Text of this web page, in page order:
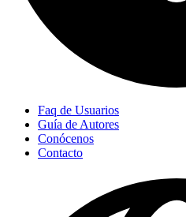
Faq de Usuarios
Guía de Autores
Conócenos
Contacto